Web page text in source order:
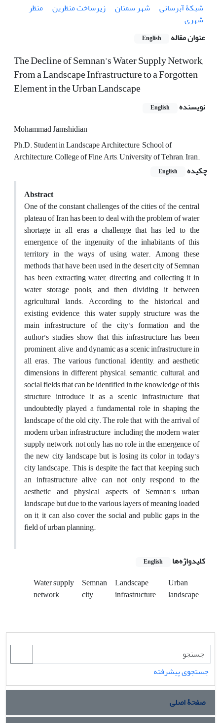
شبکۀ آبرسانی
شهر سمنان زیرساخت منظرین
منظر
شهری
عنوان مقاله
English
The Decline of Semnan’s Water Supply Network,
From a Landscape Infrastructure to a Forgotten
Element in the Urban Landscape
نویسنده English
Mohammad Jamshidian
Ph.D. Student in Landscape Architecture, School of
Architecture, College of Fine Arts, University of Tehran, Iran.
چکیده
English
Abstract
One of the constant challenges of the cities of the central
plateau of Iran has been to deal with the problem of water
shortage in all eras a challenge that has led to the
emergence of the ingenuity of the inhabitants of this
territory in the ways of using water. Among these
methods that have been used in the desert city of Semnan
has been extracting water, directing and collecting it in
water storage pools, and then dividing it between
agricultural lands. According to the historical and
existing evidence, this water supply structure was the
main infrastructure of the city’s formation and the
author’s studies show that this infrastructure has been
prominent, alive, and dynamic as a scenic infrastructure in
all eras. The various functional, identity, and aesthetic
dimensions in different physical, semantic, cultural, and
social fields that can be identified in the knowledge of this
structure introduce it as a scenic infrastructure that
undoubtedly played a fundamental role in shaping the
landscape of the old city. The role that, with the arrival of
modern urban infrastructure, including the modern water
supply network, not only has no role in the emergence of
the new city landscape but is losing its color in today’s
city landscape. This is despite the fact that keeping such
an infrastructure alive can not only respond to the
aesthetic and physical aspects of Semnan’s urban
landscape but due to the various layers of meaning loaded
on it, it can also cover the social and public gaps in the
field of urban planning.
کلیدواژه‌ها English
Water supply
network
Semnan
city
Landscape
infrastructure
Urban
landscape
جستجوی پیشرفته
صفحۀ اصلی